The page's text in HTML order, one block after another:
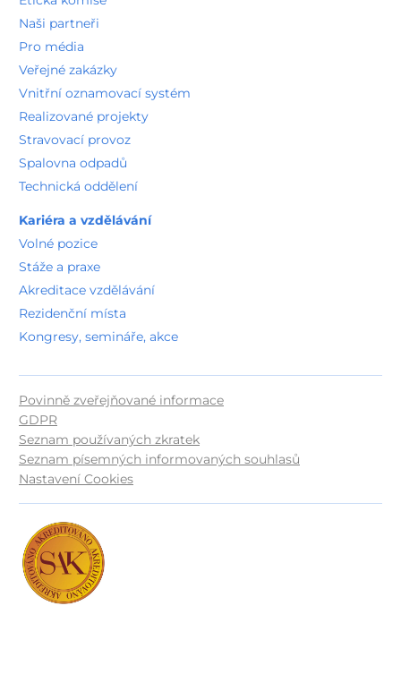
Naši partneři
Pro média
Veřejné zakázky
Vnitřní oznamovací systém
Realizované projekty
Stravovací provoz
Spalovna odpadů
Technická oddělení
Kariéra a vzdělávání
Volné pozice
Stáže a praxe
Akreditace vzdělávání
Rezidenční místa
Kongresy, semináře, akce
Povinně zveřejňované informace
GDPR
Seznam používaných zkratek
Seznam písemných informovaných souhlasů
Nastavení Cookies